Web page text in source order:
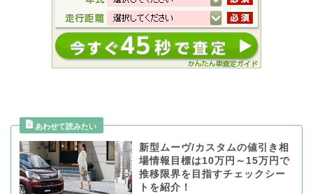
新型ムーヴ/カスタムの値引き相
場情報目標は10万円～15万円で
推移限界を目指すチェックシー
トを紹介！